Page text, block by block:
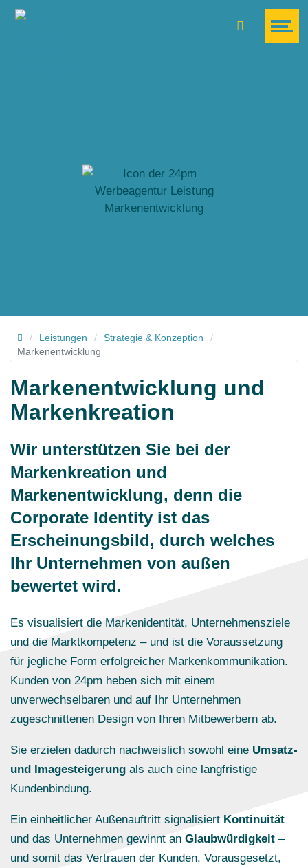
Suche
Hallo
/ Leistungen / Strategie & Konzeption
/
Markenentwicklung
Markenentwicklung und
Markenkreation
Wir unterstützen Sie bei der
Markenkreation und
Markenentwicklung, denn die
Corporate Identity ist das
Erscheinungsbild, durch welches
Ihr Unternehmen von außen
bewertet wird.
Es visualisiert die Markenidentität, Unternehmensziele
und die Marktkompetenz – und ist die Voraussetzung
für jegliche Form erfolgreicher Markenkommunikation.
Kunden von 24pm heben sich mit einem
unverwechselbaren und auf Ihr Unternehmen
zugeschnittenen Design von Ihren Mitbewerbern ab.
Sie erzielen dadurch nachweislich sowohl eine Umsatz-
und Imagesteigerung als auch eine langfristige
Kundenbindung.
Ein einheitlicher Außenauftritt signalisiert Kontinuität
und das Unternehmen gewinnt an Glaubwürdigkeit –
und somit das Vertrauen der Kunden. Vorausgesetzt,